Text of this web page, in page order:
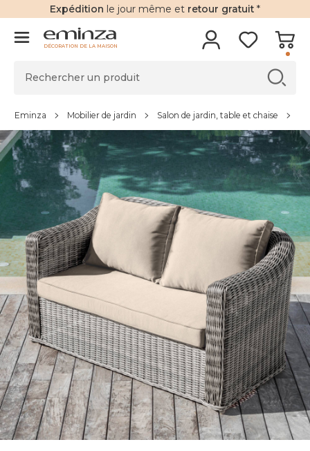
Expédition le jour même et retour gratuit *
DÉCORATION DE LA MAISON
Eminza Mobilier de jardin Salon de jardin, table et chaise